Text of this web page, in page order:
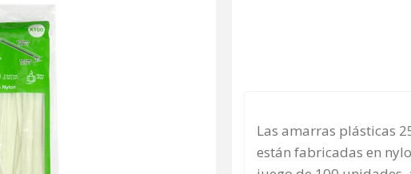
Las amarras plásticas
están fabricadas en